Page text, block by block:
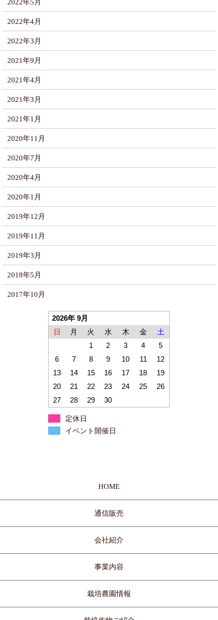
2022年5月
2022年4月
2022年3月
2021年9月
2021年4月
2021年3月
2021年1月
2020年11月
2020年7月
2020年4月
2020年1月
2019年12月
2019年11月
2019年3月
2018年5月
2017年10月
2026年 9月
日
月 火 水 木 金
土
1
2 3 4
5
6
7 8 9 10 11
12
13
14 15 16 17 18
19
20
21 22 23 24 25
26
27
28 29 30
定休日
イベント開催日
HOME
通信販売
会社紹介
事業内容
栽培農園情報